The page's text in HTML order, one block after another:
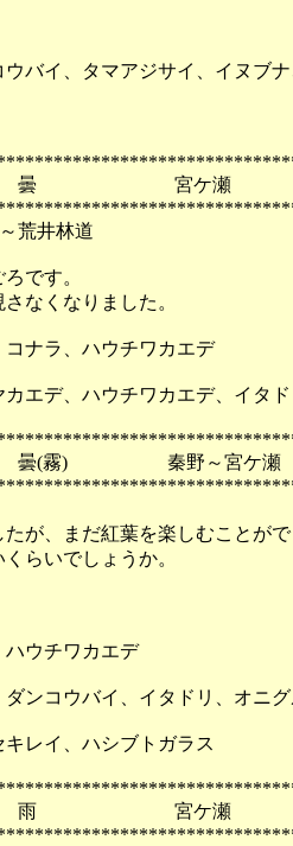
バイ、タマアジサイ、イヌブ
日(水) 曇 宮ケ瀬
荒井林道
です。
なくなりました。
ナラ、ハウチワカエデ
エデ、ハウチワカエデ、イタ
(水) 曇(霧) 秦野～宮ケ
が、まだ紅葉を楽しむことが
らいでしょうか。
ウチワカエデ
ンコウバイ、イタドリ、オニ
レイ、ハシブトガラス
日(日) 雨 宮ケ瀬